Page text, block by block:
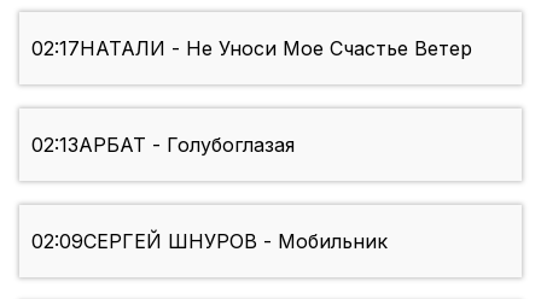
02:17НАТАЛИ - Не Уноси Мое Счастье Ветер
02:13АРБАТ - Голубоглазая
02:09СЕРГЕЙ ШНУРОВ - Мобильник